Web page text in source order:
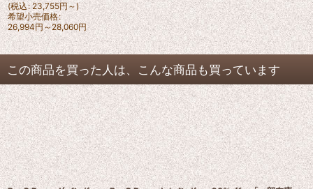
(税込: 23,755円～)
希望小売価格:
26,994円～28,060円
この商品を買った人は、こんな商品も買っています